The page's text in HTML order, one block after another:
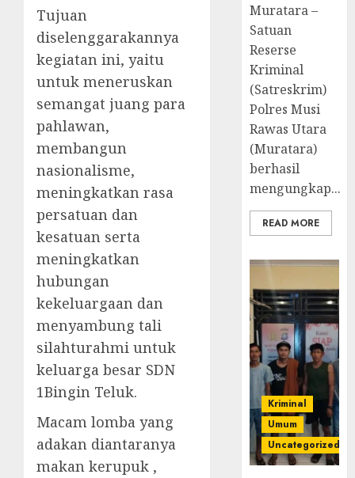
Tujuan
diselenggarakannya
kegiatan ini, yaitu
untuk meneruskan
semangat juang para
pahlawan,
membangun
nasionalisme,
meningkatkan rasa
persatuan dan
kesatuan serta
meningkatkan
hubungan
kekeluargaan dan
menyambung tali
silahturahmi untuk
keluarga besar SDN
1Bingin Teluk.
Macam lomba yang
adakan diantaranya
makan kerupuk ,
Muratara –
Satuan
Reserse
Kriminal
(Satreskrim)
Polres Musi
Rawas Utara
(Muratara)
berhasil
mengungkap...
READ MORE
Kriminal
Umum
Uncategorized